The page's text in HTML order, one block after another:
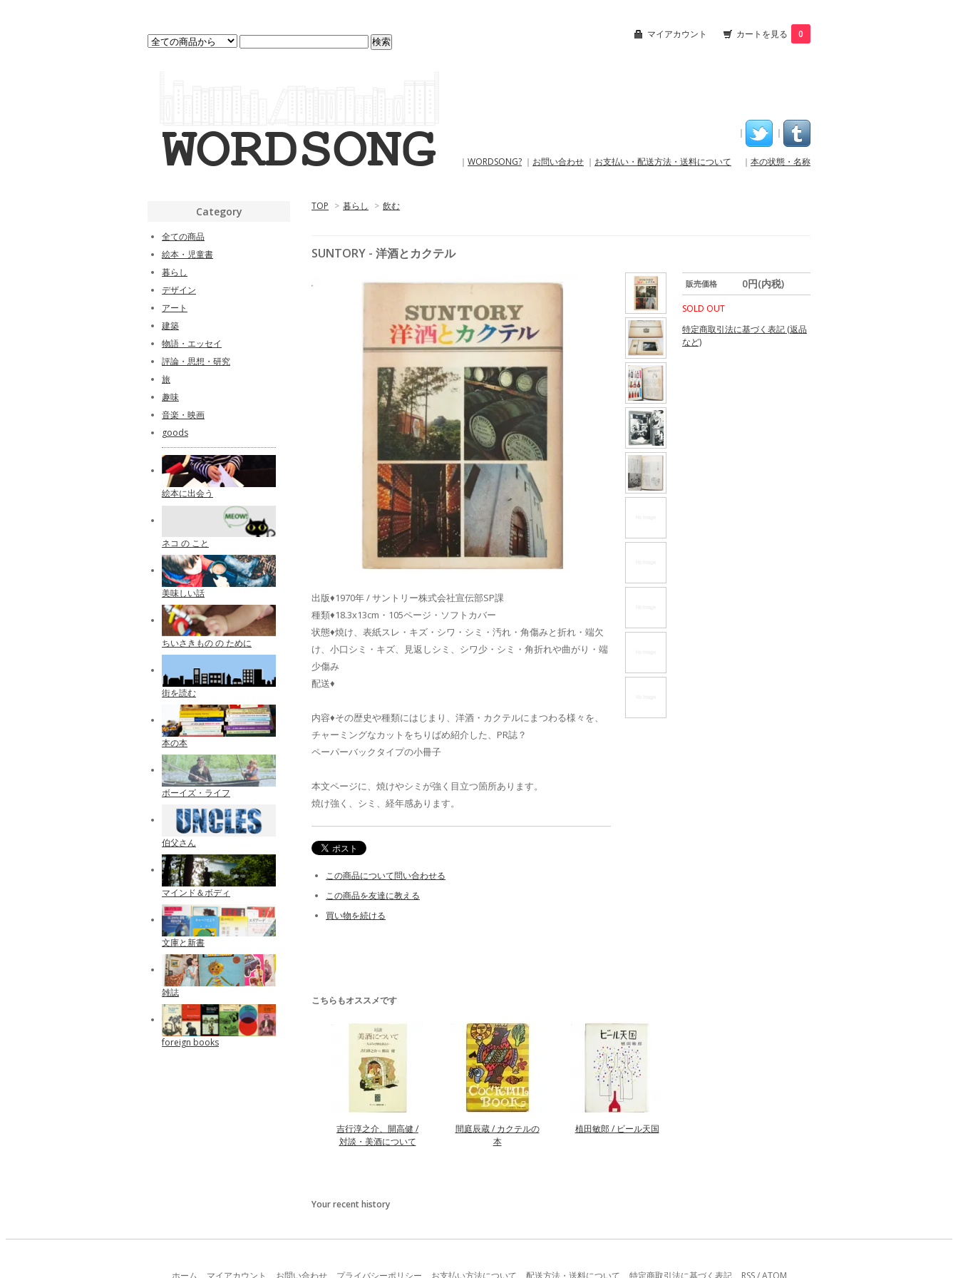
マイアカウント カートを見る 0
｜ ｜
｜ WORDSONG? ｜ お問い合わせ ｜ お支払い・配送方法・送料について ｜ 本の状態・名称
TOP > 暮らし > 飲む
SUNTORY - 洋酒とカクテル
販売価格 0円(内税)
SOLD OUT
特定商取引法に基づく表記 (返品
など)
出版♦1970年 / サントリー株式会社宣伝部SP課
種類♦18.3x13cm・105ページ・ソフトカバー
状態♦焼け、表紙スレ・キズ・シワ・シミ・汚れ・角傷みと折れ・端欠
け、小口シミ・キズ、見返しシミ、シワ少・シミ・角折れや曲がり・端
少傷み
配送♦
内容♦その歴史や種類にはじまり、洋酒・カクテルにまつわる様々を、
チャーミングなカットをちりばめ紹介した、PR誌？
ペーパーバックタイプの小冊子
本文ページに、焼けやシミが強く目立つ箇所あります。
焼け強く、シミ、経年感あります。
この商品について問い合わせる
この商品を友達に教える
買い物を続ける
こちらもオススメです
吉行淳之介、開高健 /
対談・美酒について
間庭辰蔵 / カクテルの
本
植田敏郎 / ビール天国
Your recent history
Category
全ての商品
絵本・児童書
暮らし
デザイン
アート
建築
物語・エッセイ
評論・思想・研究
旅
趣味
音楽・映画
goods
絵本に出会う
ネコ の こと
美味しい話
ちいさきもの の ために
街を読む
本の本
ボーイズ・ライフ
伯父さん
マインド＆ボディ
文庫と新書
雑誌
foreign books